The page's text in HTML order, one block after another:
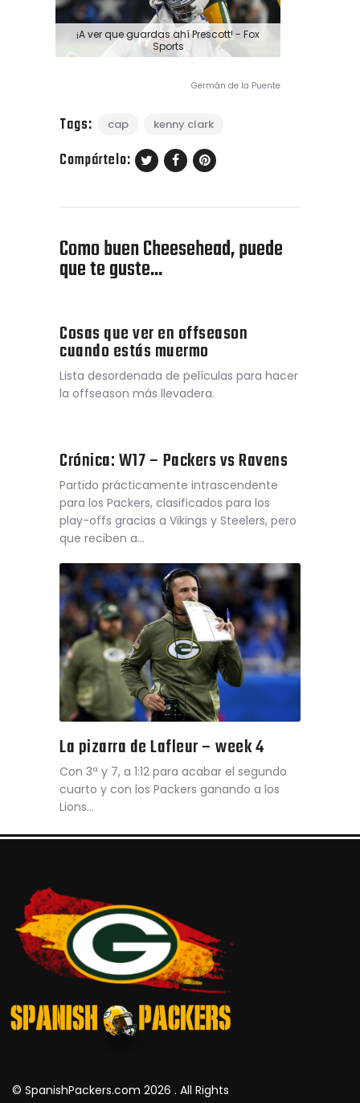
¡A ver que guardas ahí Prescott! - Fox
Sports
Germán de la Puente
Tags: cap kenny clark
Compártelo:
Como buen Cheesehead, puede
que te guste...
Cosas que ver en offseason
cuando estás muermo
Lista desordenada de películas para hacer
la offseason más llevadera.
Crónica: W17 – Packers vs Ravens
Partido prácticamente intrascendente
para los Packers, clasificados para los
play-offs gracias a Vikings y Steelers, pero
que reciben a…
La pizarra de Lafleur – week 4
Con 3ª y 7, a 1:12 para acabar el segundo
cuarto y con los Packers ganando a los
Lions…
© SpanishPackers.com 2026 . All Rights